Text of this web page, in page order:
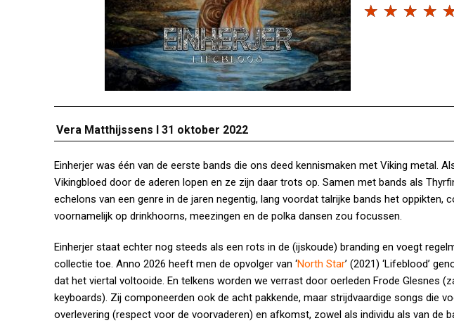
☆ ☆ ☆ ☆
Vera Matthijssens I 31 oktober 2022
Einherjer was één van de eerste bands die ons deed kennismaken met Viking metal.
Vikingbloed door de aderen lopen en ze zijn daar trots op. Samen met bands als
echelons van een genre in de jaren negentig, lang voordat talrijke bands het oppikten,
voornamelijk op drinkhoorns, meezingen en de polka dansen zou focussen.
Einherjer staat echter nog steeds als een rots in de (ijskoude) branding en voegt
collectie toe. Anno 2026 heeft men de opvolger van ‘North Star’ (2021) ‘Lifeblood’
dat het viertal voltooide. En telkens worden we verrast door oerleden Frode Glesnes
keyboards). Zij componeerden ook de acht pakkende, maar strijdvaardige songs die
overlevering (respect voor de voorvaderen) en afkomst, zowel als individu als van de